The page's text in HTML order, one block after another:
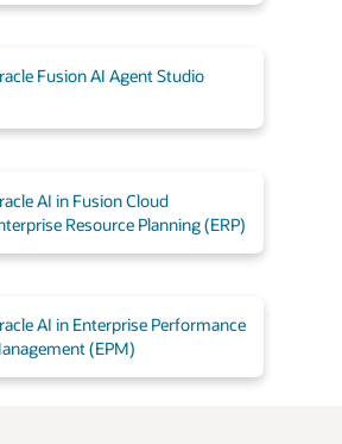
Fusion AI Agent Studio
AI in Fusion Cloud
Resource Planning (ERP)
AI in Enterprise Performance
(EPM)